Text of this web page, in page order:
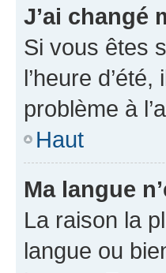
J’ai changé
Si vous êtes
l’heure
problème à
Haut
Ma langue
La raison la
langue ou